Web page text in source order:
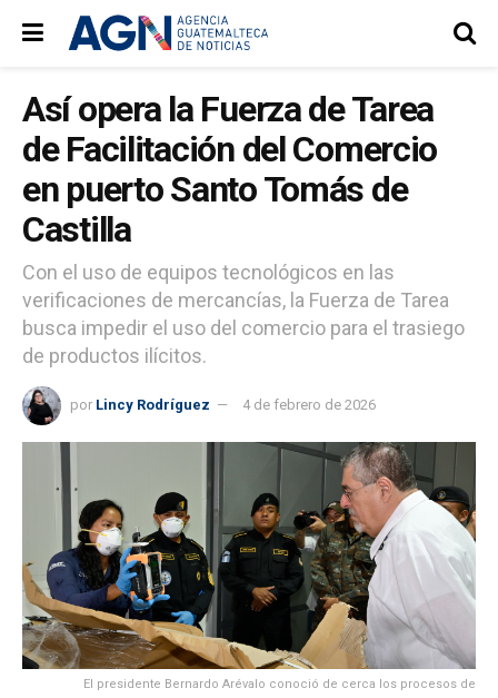
Así opera la Fuerza de Tarea
de Facilitación del Comercio
en puerto Santo Tomás de
Castilla
Con el uso de equipos tecnológicos en las
verificaciones de mercancías, la Fuerza de Tarea
busca impedir el uso del comercio para el trasiego
de productos ilícitos.
por Lincy Rodríguez 4 de febrero de 2026
El presidente Bernardo Arévalo conoció de cerca los procesos de